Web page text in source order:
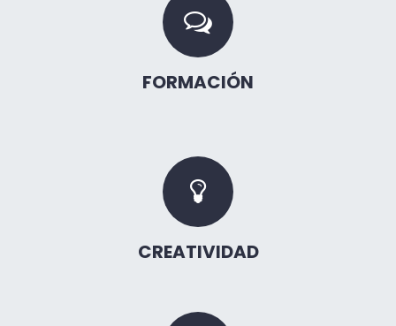
FORMACIÓN
CREATIVIDAD